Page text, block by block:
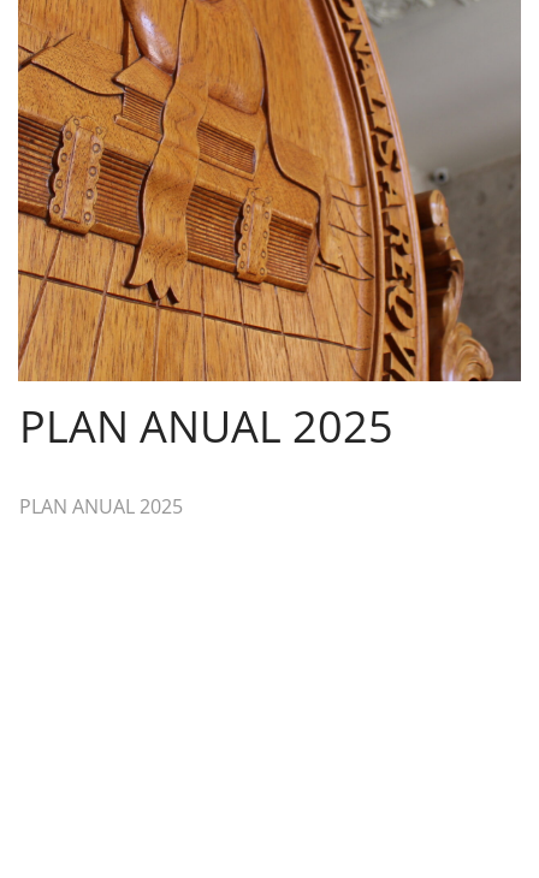
PLAN ANUAL 2025
PLAN ANUAL 2025